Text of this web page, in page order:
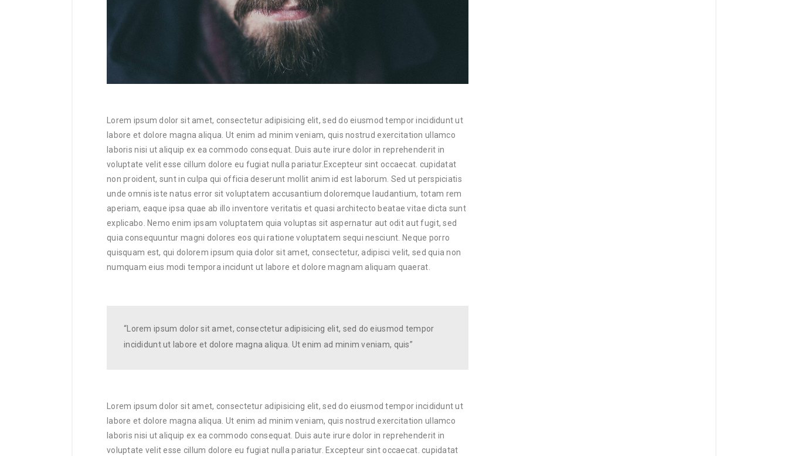
Lorem ipsum dolor sit amet, consectetur adipisicing elit, sed do eiusmod tempor incididunt ut
labore et dolore magna aliqua. Ut enim ad minim veniam, quis nostrud exercitation ullamco
laboris nisi ut aliquip ex ea commodo consequat. Duis aute irure dolor in reprehenderit in
voluptate velit esse cillum dolore eu fugiat nulla pariatur.Excepteur sint occaecat. cupidatat
non proident, sunt in culpa qui officia deserunt mollit anim id est laborum. Sed ut perspiciatis
unde omnis iste natus error sit voluptatem accusantium doloremque laudantium, totam rem
aperiam, eaque ipsa quae ab illo inventore veritatis et quasi architecto beatae vitae dicta sunt
explicabo. Nemo enim ipsam voluptatem quia voluptas sit aspernatur aut odit aut fugit, sed
quia consequuntur magni dolores eos qui ratione voluptatem sequi nesciunt. Neque porro
quisquam est, qui dolorem ipsum quia dolor sit amet, consectetur, adipisci velit, sed quia non
numquam eius modi tempora incidunt ut labore et dolore magnam aliquam quaerat.
“Lorem ipsum dolor sit amet, consectetur adipisicing elit, sed do eiusmod tempor
incididunt ut labore et dolore magna aliqua. Ut enim ad minim veniam, quis”
Lorem ipsum dolor sit amet, consectetur adipisicing elit, sed do eiusmod tempor incididunt ut
labore et dolore magna aliqua. Ut enim ad minim veniam, quis nostrud exercitation ullamco
laboris nisi ut aliquip ex ea commodo consequat. Duis aute irure dolor in reprehenderit in
voluptate velit esse cillum dolore eu fugiat nulla pariatur. Excepteur sint occaecat. cupidatat